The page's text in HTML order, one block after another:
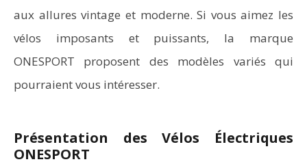
aux allures vintage et moderne. Si vous aimez les
vélos imposants et puissants, la marque
ONESPORT proposent des modèles variés qui
pourraient vous intéresser.
Présentation des Vélos Électriques
ONESPORT